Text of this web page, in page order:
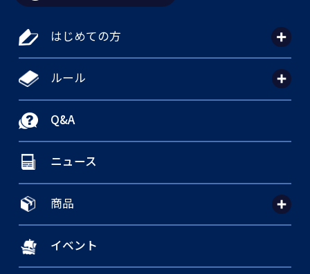
はじめての方
ルール
Q&A
ニュース
商品
イベント